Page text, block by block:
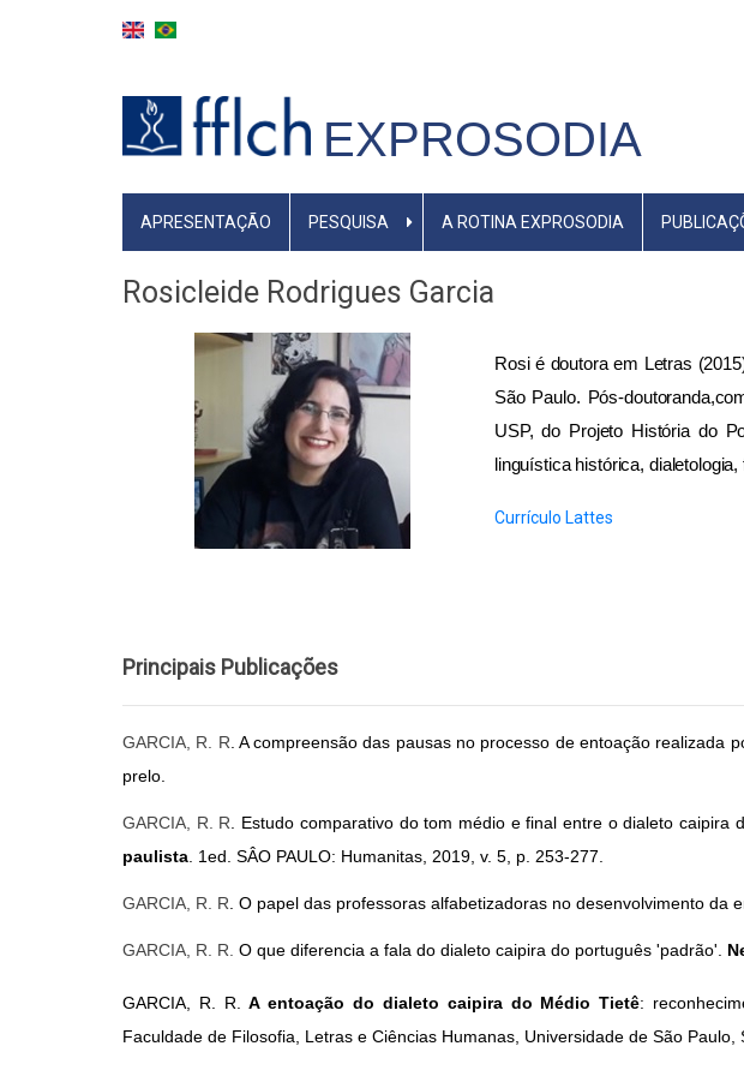
EXPROSODIA
NAVEGAÇÃO
APRESENTAÇÃO PESQUISA A ROTINA EXPROSODIA
Rosicleide Rodrigues Garcia
Rosi é doutora em Letras
São Paulo. Pós-
USP, do Projeto História do
linguística histórica,
Currículo Lattes
Principais Publicações
GARCIA, R. R . A compreensão das pausas no processo de entoação realizada
prelo.
GARCIA, R. R . Estudo comparativo do tom médio e final entre o dialeto
paulista . 1ed. SÂO PAULO: Humanitas, 2019, v. 5, p. 253-277.
GARCIA, R. R . O papel das professoras alfabetizadoras no desenvolvimento da
GARCIA, R. R. O que diferencia a fala do dialeto caipira do português 'padrão'.
GARCIA, R. R.A entoação do dialeto caipira do Médio Tietê:
Faculdade de Filosofia, Letras e Ciências Humanas, Universidade de São